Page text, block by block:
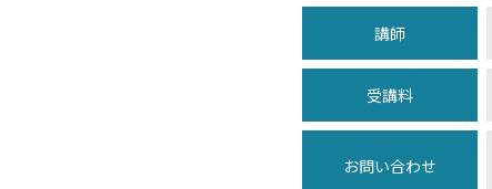
講師
受講料
お問い合わせ